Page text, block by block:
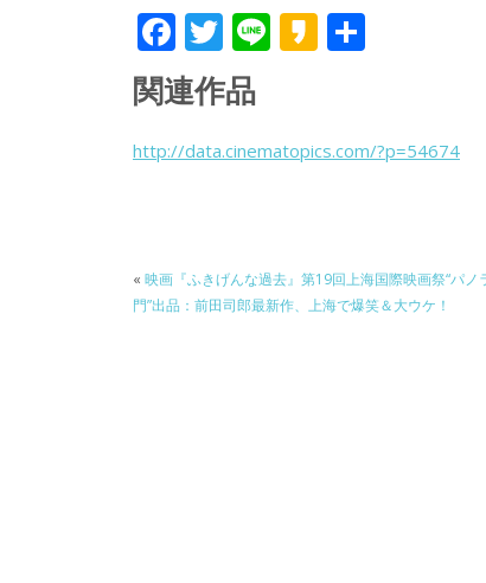
F
ac
e
b
k
T
w
itt
er
Li K
a
関連作品
http://data.cinematopics.com/?p=54674
« 映画『ふきげんな過去』第19回上海国際映画祭“パノ
門”出品：前田司郎最新作、上海で爆笑＆大ウケ！